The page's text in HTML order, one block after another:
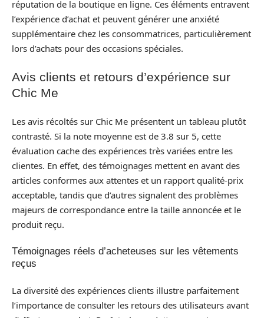
réputation de la boutique en ligne. Ces éléments entravent
l’expérience d’achat et peuvent générer une anxiété
supplémentaire chez les consommatrices, particulièrement
lors d’achats pour des occasions spéciales.
Avis clients et retours d’expérience sur
Chic Me
Les avis récoltés sur Chic Me présentent un tableau plutôt
contrasté. Si la note moyenne est de 3.8 sur 5, cette
évaluation cache des expériences très variées entre les
clientes. En effet, des témoignages mettent en avant des
articles conformes aux attentes et un rapport qualité-prix
acceptable, tandis que d’autres signalent des problèmes
majeurs de correspondance entre la taille annoncée et le
produit reçu.
Témoignages réels d’acheteuses sur les vêtements
reçus
La diversité des expériences clients illustre parfaitement
l’importance de consulter les retours des utilisateurs avant